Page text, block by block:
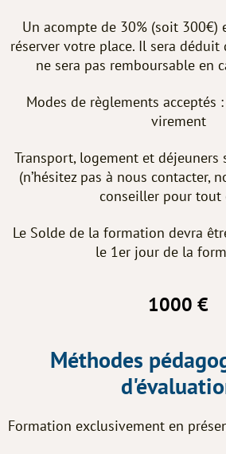
Un acompte de 30% (soit 300€)
réserver votre place. Il sera
ne sera pas remboursable en
Modes de règlements acceptés
virement
Transport, logement et déjeuners
(n’hésitez pas à nous contacter,
conseiller pour tout
Le Solde de la formation devra
le 1er jour de la
1000 €
Méthodes
Formation exclusivement en